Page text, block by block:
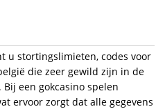
u stortingslimieten, codes voor
die zeer gewild zijn in de
een gokcasino spelen
ervoor zorgt dat alle gegevens